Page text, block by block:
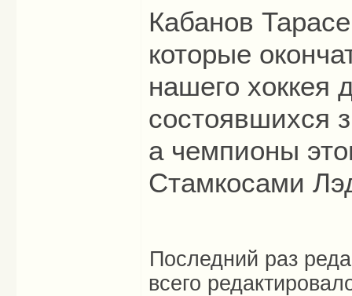
Кабанов
которые
нашего хоккея
состоявшихся
а чемпионы
Стамкосами
Последний раз
всего